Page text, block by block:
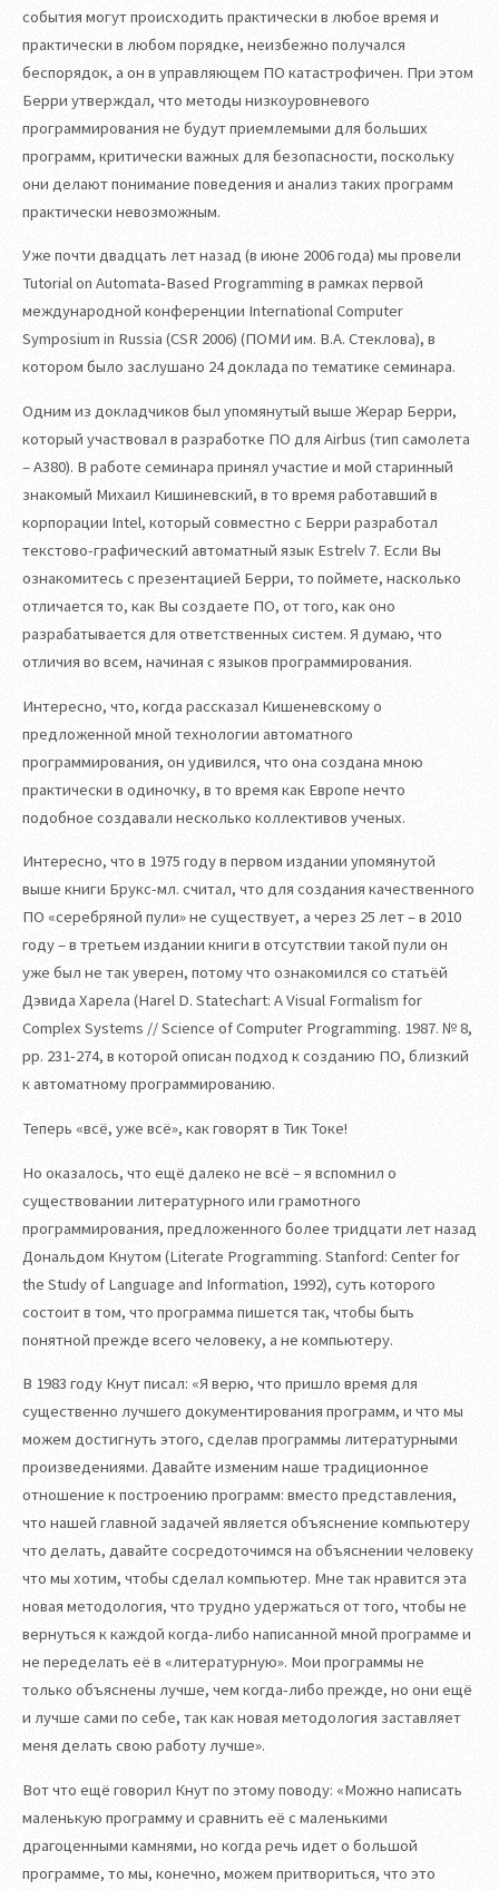
события могут происходить практически в любое время и
практически в любом порядке, неизбежно получался
беспорядок, а он в управляющем ПО катастрофичен. При этом
Берри утверждал, что методы низкоуровневого
программирования не будут приемлемыми для больших
программ, критически важных для безопасности, поскольку
они делают понимание поведения и анализ таких программ
практически невозможным.
Уже почти двадцать лет назад (в июне 2006 года) мы провели
Tutorial on Automata-Based Programming в рамках первой
международной конференции International Computer
Symposium in Russia (CSR 2006) (ПОМИ им. В.А. Стеклова), в
котором было заслушано 24 доклада по тематике семинара.
Одним из докладчиков был упомянутый выше Жерар Берри,
который участвовал в разработке ПО для Airbus (тип самолета
– А380). В работе семинара принял участие и мой старинный
знакомый Михаил Кишиневский, в то время работавший в
корпорации Intel, который совместно с Берри разработал
текcтово-графический автоматный язык Estrelv 7. Если Вы
ознакомитесь с презентацией Берри, то поймете, насколько
отличается то, как Вы создаете ПО, от того, как оно
разрабатывается для ответственных систем. Я думаю, что
отличия во всем, начиная с языков программирования.
Интересно, что, когда рассказал Кишеневскому о
предложенной мной технологии автоматного
программирования, он удивился, что она создана мною
практически в одиночку, в то время как Европе нечто
подобное создавали несколько коллективов ученых.
Интересно, что в 1975 году в первом издании упомянутой
выше книги Брукс-мл. считал, что для создания качественного
ПО «серебряной пули» не существует, а через 25 лет – в 2010
году – в третьем издании книги в отсутствии такой пули он
уже был не так уверен, потому что ознакомился со статьёй
Дэвида Харела (Harel D. Statechart: A Visual Formalism for
Complex Systems // Science of Computer Programming. 1987. № 8,
pp. 231-274, в которой описан подход к созданию ПО, близкий
к автоматному программированию.
Теперь «всё, уже всё», как говорят в Тик Токе!
Но оказалось, что ещё далеко не всё – я вспомнил о
существовании литературного или грамотного
программирования, предложенного более тридцати лет назад
Дональдом Кнутом (Literate Programming. Stanford: Center for
the Study of Language and Information, 1992), суть которого
состоит в том, что программа пишется так, чтобы быть
понятной прежде всего человеку, а не компьютеру.
В 1983 году Кнут писал: «Я верю, что пришло время для
существенно лучшего документирования программ, и что мы
можем достигнуть этого, сделав программы литературными
произведениями. Давайте изменим наше традиционное
отношение к построению программ: вместо представления,
что нашей главной задачей является объяснение компьютеру
что делать, давайте сосредоточимся на объяснении человеку
что мы хотим, чтобы сделал компьютер. Мне так нравится эта
новая методология, что трудно удержаться от того, чтобы не
вернуться к каждой когда-либо написанной мной программе и
не переделать её в «литературную». Мои программы не
только объяснены лучше, чем когда-либо прежде, но они ещё
и лучше сами по себе, так как новая методология заставляет
меня делать свою работу лучше».
Вот что ещё говорил Кнут по этому поводу: «Можно написать
маленькую программу и сравнить её с маленькими
драгоценными камнями, но когда речь идет о большой
программе, то мы, конечно, можем притвориться, что это